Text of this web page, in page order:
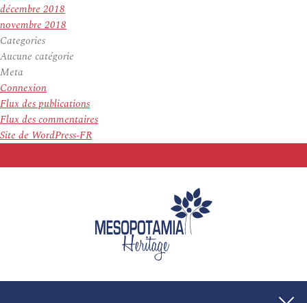
décembre 2018
novembre 2018
Categories
Aucune catégorie
Meta
Connexion
Flux des publications
Flux des commentaires
Site de WordPress-FR